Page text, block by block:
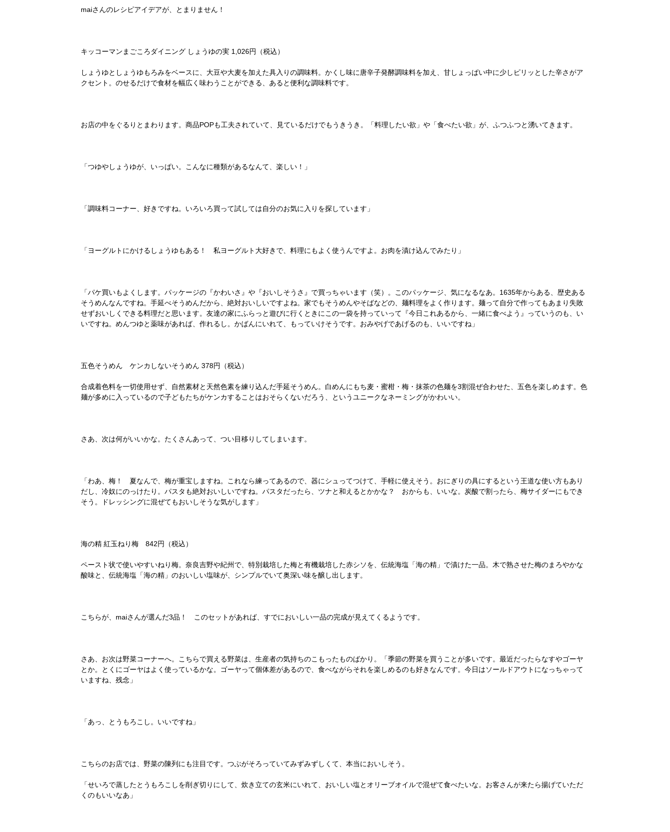
maiさんのレシピアイデアが、とまりません！
キッコーマンまごころダイニング しょうゆの実 1,026円（税込）
しょうゆとしょうゆもろみをベースに、大豆や大麦を加えた具入りの調味料。かくし味に唐辛子発酵調味料を加え、甘しょっぱい中に少しピリッとした辛さがア
クセント。のせるだけで食材を幅広く味わうことができる、あると便利な調味料です。
お店の中をぐるりとまわります。商品POPも工夫されていて、見ているだけでもうきうき。「料理したい欲」や「食べたい欲」が、ふつふつと湧いてきます。
「つゆやしょうゆが、いっぱい。こんなに種類があるなんて、楽しい！」
「調味料コーナー、好きですね。いろいろ買って試しては自分のお気に入りを探しています」
「ヨーグルトにかけるしょうゆもある！ 私ヨーグルト大好きで、料理にもよく使うんですよ。お肉を漬け込んでみたり」
「パケ買いもよくします。パッケージの『かわいさ』や『おいしそうさ』で買っちゃいます（笑）。このパッケージ、気になるなあ。1635年からある、歴史ある
そうめんなんですね。手延べそうめんだから、絶対おいしいですよね。家でもそうめんやそばなどの、麺料理をよく作ります。麺って自分で作ってもあまり失敗
せずおいしくできる料理だと思います。友達の家にふらっと遊びに行くときにこの一袋を持っていって『今日これあるから、一緒に食べよう』っていうのも、い
いですね。めんつゆと薬味があれば、作れるし。かばんにいれて、もっていけそうです。おみやげであげるのも、いいですね」
五色そうめん ケンカしないそうめん 378円（税込）
合成着色料を一切使用せず、自然素材と天然色素を練り込んだ手延そうめん。白めんにもち麦・蜜柑・梅・抹茶の色麺を3割混ぜ合わせた、五色を楽しめます。色
麺が多めに入っているので子どもたちがケンカすることはおそらくないだろう、というユニークなネーミングがかわいい。
さあ、次は何がいいかな。たくさんあって、つい目移りしてしまいます。
「わあ、梅！ 夏なんで、梅が重宝しますね。これなら練ってあるので、器にシュってつけて、手軽に使えそう。おにぎりの具にするという王道な使い方もあり
だし、冷奴にのっけたり。パスタも絶対おいしいですね。パスタだったら、ツナと和えるとかかな？ おからも、いいな。炭酸で割ったら、梅サイダーにもでき
そう。ドレッシングに混ぜてもおいしそうな気がします」
海の精 紅玉ねり梅 842円（税込）
ペースト状で使いやすいねり梅。奈良吉野や紀州で、特別栽培した梅と有機栽培した赤シソを、伝統海塩「海の精」で漬けた一品。木で熟させた梅のまろやかな
酸味と、伝統海塩「海の精」のおいしい塩味が、シンプルでいて奥深い味を醸し出します。
こちらが、maiさんが選んだ3品！ このセットがあれば、すでにおいしい一品の完成が見えてくるようです。
さあ、お次は野菜コーナーへ。こちらで買える野菜は、生産者の気持ちのこもったものばかり。「季節の野菜を買うことが多いです。最近だったらなすやゴーヤ
とか。とくにゴーヤはよく使っているかな。ゴーヤって個体差があるので、食べながらそれを楽しめるのも好きなんです。今日はソールドアウトになっちゃって
いますね、残念」
「あっ、とうもろこし。いいですね」
こちらのお店では、野菜の陳列にも注目です。つぶがそろっていてみずみずしくて、本当においしそう。
「せいろで蒸したとうもろこしを削ぎ切りにして、炊き立ての玄米にいれて、おいしい塩とオリーブオイルで混ぜて食べたいな。お客さんが来たら揚げていただ
くのもいいなあ」